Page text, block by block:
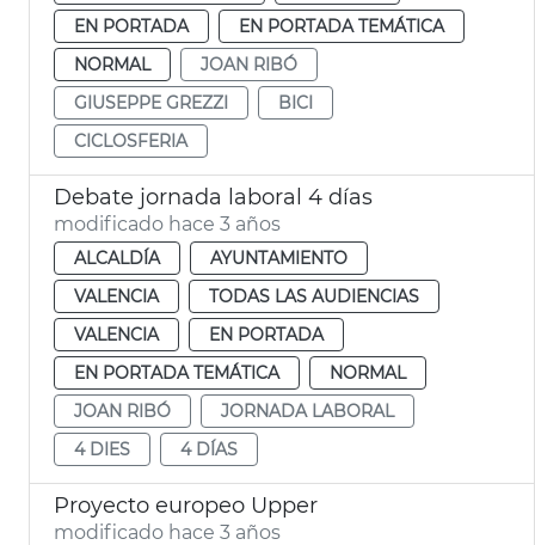
EN PORTADA
EN PORTADA TEMÁTICA
NORMAL
JOAN RIBÓ
GIUSEPPE GREZZI
BICI
CICLOSFERIA
Debate jornada laboral 4 días
modificado hace 3 años
ALCALDÍA
AYUNTAMIENTO
VALENCIA
TODAS LAS AUDIENCIAS
VALENCIA
EN PORTADA
EN PORTADA TEMÁTICA
NORMAL
JOAN RIBÓ
JORNADA LABORAL
4 DIES
4 DÍAS
Proyecto europeo Upper
modificado hace 3 años